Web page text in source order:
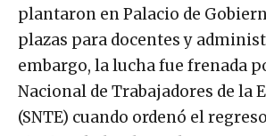
plantaron en Palacio de
plazas para docentes y
embargo, la lucha fue frenada
Nacional de Trabajadores de la
(SNTE) cuando ordenó el